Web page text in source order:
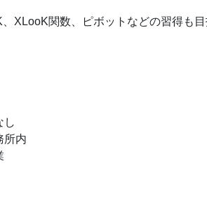
XLooK関数、ピボットなどの習得も
し
所内